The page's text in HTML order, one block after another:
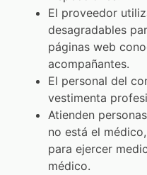
El proveedor
desagradables
páginas web
acompañantes.
El personal del
vestimenta
Atienden
no está el
para ejercer
médico.